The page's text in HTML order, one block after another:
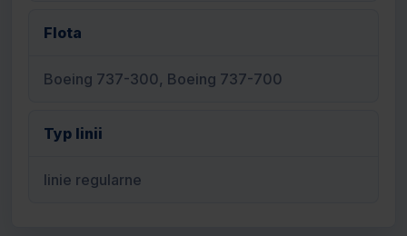
Flota
Boeing 737-300, Boeing 737-700
Typ linii
linie regularne